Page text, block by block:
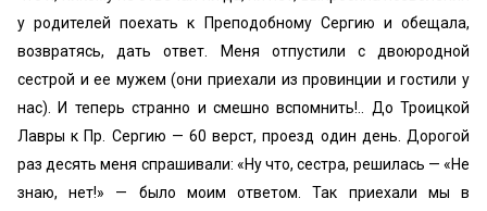
у родителей поехать к Преподобному Сергию и обещала,
возвратясь, дать ответ. Меня отпустили с двоюродной
сестрой и ее мужем (они приехали из провинции и гостили у
нас). И теперь странно и смешно вспомнить!.. До Троицкой
Лавры к Пр. Сергию — 60 верст, проезд один день. Дорогой
раз десять меня спрашивали: «Ну что, сестра, решилась — «Не
знаю, нет!» — было моим ответом. Так приехали мы в